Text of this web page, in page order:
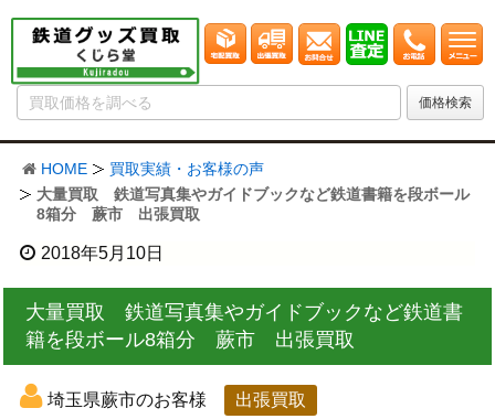
HOME
買取実績・お客様の声
大量買取 鉄道写真集やガイドブックなど鉄道書籍を段ボール
8箱分 蕨市 出張買取
2018年5月10日
大量買取 鉄道写真集やガイドブックなど鉄道書
籍を段ボール8箱分 蕨市 出張買取
埼玉県蕨市のお客様 出張買取